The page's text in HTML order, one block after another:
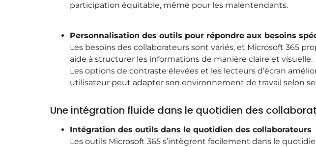
participation équitable, même pour les malentendants.
Personnalisation des outils pour répondre aux besoins
Les besoins des collaborateurs sont variés, et Microsoft 365
aide à structurer les informations de manière claire et visuelle.
Les options de contraste élevées et les lecteurs d’écran
utilisateur peut adapter son environnement de travail selon
Une intégration fluide dans le quotidien des
Intégration des outils dans le quotidien des collaborateurs
Les outils Microsoft 365 s’intègrent facilement dans le